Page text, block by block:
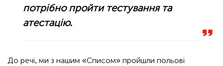
потрібно пройти тестування та
атестацію.
До речі, ми з нашим «Списом» пройшли польові